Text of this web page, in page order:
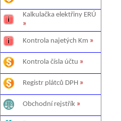
Kalkulačka elektřiny ERÚ
»
Kontrola najetých Km »
Kontrola čísla účtu »
Registr plátců DPH »
Obchodní rejstřík »